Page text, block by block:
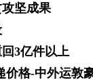
坚成果
3亿件以上
价格-中外运敦